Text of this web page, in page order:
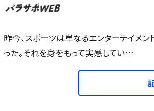
昨今、スポーツは単なるエンターテイメ
った。それを身をもって実感してい…